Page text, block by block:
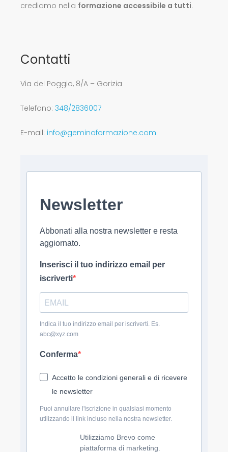
crediamo nella formazione accessibile a tutti.
Contatti
Via del Poggio, 8/A – Gorizia
Telefono: 348/2836007
E-mail: info@geminoformazione.com
Newsletter
Abbonati alla nostra newsletter e resta
aggiornato.
Inserisci il tuo indirizzo email per
iscriverti
Indica il tuo indirizzo email per iscriverti. Es.
abc@xyz.com
Conferma
Accetto le condizioni generali e di ricevere
le newsletter
Puoi annullare l'iscrizione in qualsiasi momento
utilizzando il link incluso nella nostra newsletter.
Utilizziamo Brevo come
piattaforma di marketing.